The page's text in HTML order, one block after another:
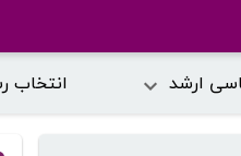
ارشد انتخاب